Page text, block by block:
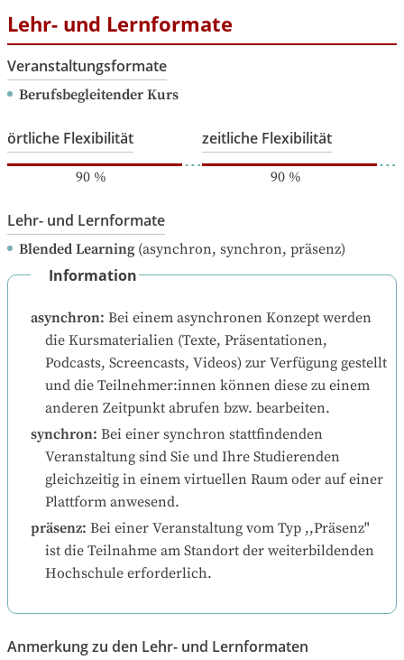
Lehr- und Lernformate
Veranstaltungsformate
Berufsbegleitender Kurs
örtliche Flexibilität
90%
zeitliche Flexibilität
90%
Lehr- und Lernformate
Blended Learning(asynchron, synchron, präsenz)
Information
asynchron: Bei einem asynchronen Konzept werden
die Kursmaterialien (Texte, Präsentationen,
Podcasts, Screencasts, Videos) zur Verfügung gestellt
und die Teilnehmer:innen können diese zu einem
anderen Zeitpunkt abrufen bzw. bearbeiten.
synchron: Bei einer synchron stattfindenden
Veranstaltung sind Sie und Ihre Studierenden
gleichzeitig in einem virtuellen Raum oder auf einer
Plattform anwesend.
präsenz: Bei einer Veranstaltung vom Typ ,,Präsenz"
ist die Teilnahme am Standort der weiterbildenden
Hochschule erforderlich.
Anmerkung zu den Lehr- und Lernformaten